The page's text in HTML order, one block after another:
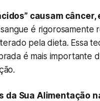
causam
é rigorosamente
pela dieta. Essa
é mais
da Sua Alimentação